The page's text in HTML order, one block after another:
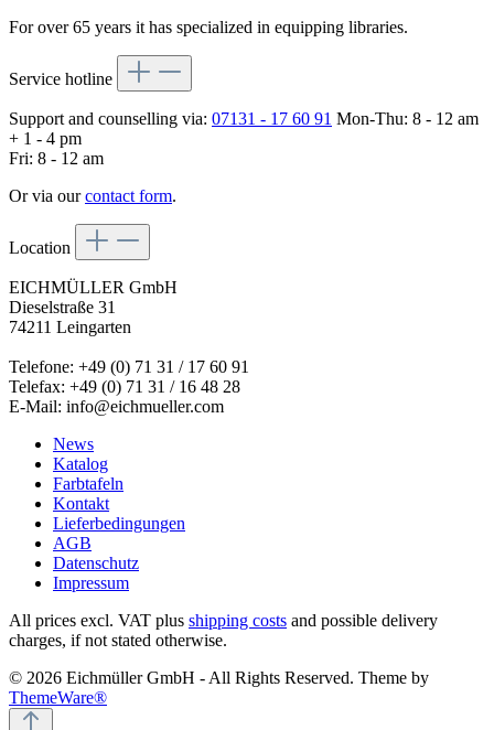
For over 65 years it has specialized in equipping libraries.
Service hotline
Support and counselling via: 07131 - 17 60 91 Mon-Thu: 8 - 12 am
+ 1 - 4 pm
Fri: 8 - 12 am
Or via ourcontact form.
Location
EICHMÜLLER GmbH
Dieselstraße 31
74211 Leingarten
Telefone: +49 (0) 71 31 / 17 60 91
Telefax: +49 (0) 71 31 / 16 48 28
E-Mail: info@eichmueller.com
News
Katalog
Farbtafeln
Kontakt
Lieferbedingungen
AGB
Datenschutz
Impressum
All prices excl. VAT plus shipping costs and possible delivery
charges, if not stated otherwise.
© 2026 Eichmüller GmbH - All Rights Reserved. Theme by
ThemeWare®